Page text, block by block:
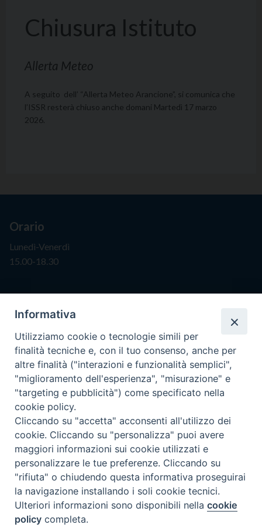
Chiusura Istituto
Allerta Meteo
A seguito dell’ “Allerta Meteo Arancione”, si comunica che
l’ISSR resterà chiuso anche domani Martedì 17 marzo
2026.
Istituto Superiore di Scienze Religiose
"Mons. Vincenzo Zoccali"
Via Pio XI, 236 - 89133 Reggio Calabria
Tel. 0965593575
Fax 0965597484
Orario
Lunedì-Venerdì
15.00-18.30
Informativa
Utilizziamo cookie o tecnologie simili per
finalità tecniche e, con il tuo consenso, anche per
altre finalità ("interazioni e funzionalità semplici",
"miglioramento dell'esperienza", "misurazione" e
"targeting e pubblicità") come specificato nella
cookie policy.
Cliccando su "accetta" acconsenti all'utilizzo dei
cookie. Cliccando su "personalizza" puoi avere
maggiori informazioni sui cookie utilizzati e
personalizzare le tue preferenze. Cliccando su
"rifiuta" o chiudendo questa informativa proseguirai
la navigazione installando i soli cookie tecnici.
Ulteriori informazioni sono disponibili nellacookie
policy completa.